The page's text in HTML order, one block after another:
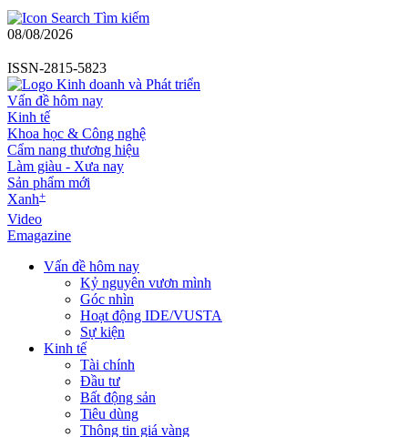
Tìm kiếm
08/08/2026
ISSN-2815-5823
Vấn đề hôm nay
Kinh tế
Khoa học & Công nghệ
Cẩm nang thương hiệu
Làm giàu - Xưa nay
Sản phẩm mới
Xanh+
Video
Emagazine
Vấn đề hôm nay
Kỷ nguyên vươn mình
Góc nhìn
Hoạt động IDE/VUSTA
Sự kiện
Kinh tế
Tài chính
Đầu tư
Bất động sản
Tiêu dùng
Thông tin giá vàng